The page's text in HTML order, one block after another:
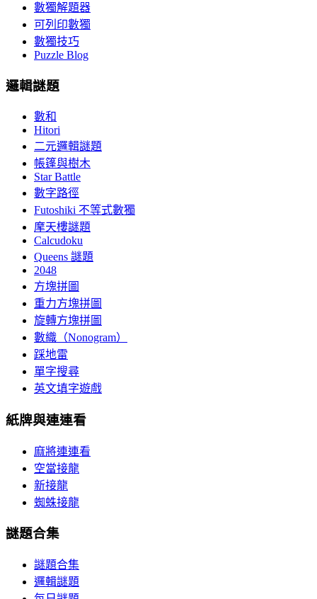
數獨解題器
可列印數獨
數獨技巧
Puzzle Blog
邏輯謎題
數和
Hitori
二元邏輯謎題
帳篷與樹木
Star Battle
數字路徑
Futoshiki 不等式數獨
摩天樓謎題
Calcudoku
Queens 謎題
2048
方塊拼圖
重力方塊拼圖
旋轉方塊拼圖
數織（Nonogram）
踩地雷
單字搜尋
英文填字遊戲
紙牌與連連看
麻將連連看
空當接龍
新接龍
蜘蛛接龍
謎題合集
謎題合集
邏輯謎題